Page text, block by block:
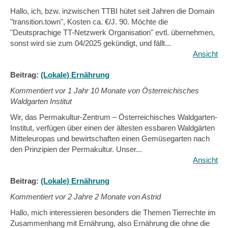
Hallo, ich, bzw. inzwischen TTBI hütet seit Jahren die Domain
"transition.town", Kosten ca. €/J. 90. Möchte die
"Deutsprachige TT-Netzwerk Organisation" evtl. übernehmen,
sonst wird sie zum 04/2025 gekündigt, und fällt...
Ansicht
Beitrag: (Lokale) Ernährung
Kommentiert vor 1 Jahr 10 Monate von Österreichisches
Waldgarten Institut
Wir, das Permakultur-Zentrum – Österreichisches Waldgarten-
Institut, verfügen über einen der ältesten essbaren Waldgärten
Mitteleuropas und bewirtschaften einen Gemüsegarten nach
den Prinzipien der Permakultur. Unser...
Ansicht
Beitrag: (Lokale) Ernährung
Kommentiert vor2 Jahre 2 Monate von Astrid
Hallo, mich interessieren besonders die Themen Tierrechte im
Zusammenhang mit Ernährung, also Ernährung die ohne die